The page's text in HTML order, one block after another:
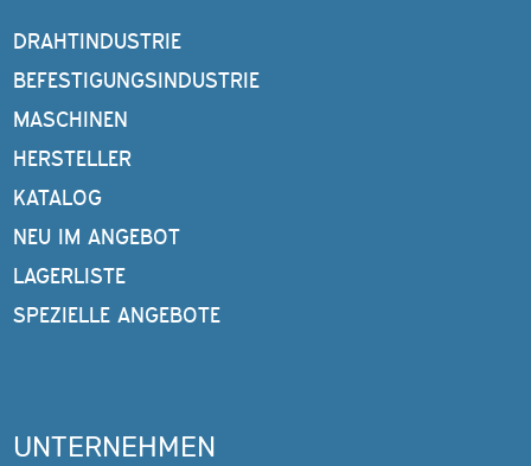
DRAHTINDUSTRIE
BEFESTIGUNGSINDUSTRIE
MASCHINEN
HERSTELLER
KATALOG
NEU IM ANGEBOT
LAGERLISTE
SPEZIELLE ANGEBOTE
UNTERNEHMEN